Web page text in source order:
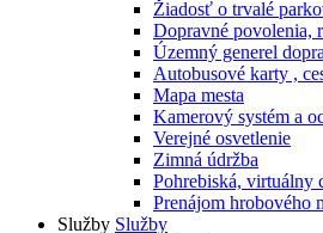
Žiadosť o trvalé
Dopravné povolenia,
Územný generel
Autobusové karty ,
Mapa mesta
Kamerový systém a
Verejné osvetlenie
Zimná údržba
Pohrebiská, virtuálny
Prenájom hrobového
Služby Služby